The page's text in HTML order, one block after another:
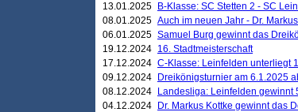
13.01.2025
B-Klasse: SC Stetten 2 - SC
08.01.2025 Auch im neuen Jahr - Dr.
06.01.2025 Samuel Burg gewinnt das
19.12.2024 16. Stadtmeisterschaft
17.12.2024 C-Klasse: Leinfelden unterliegt
09.12.2024
Dreikönigsturnier am 6.1.2025
08.12.2024
Landesliga: Leinfelden gewinnt
04.12.2024
Dr. Markus Kottke gewinnt das